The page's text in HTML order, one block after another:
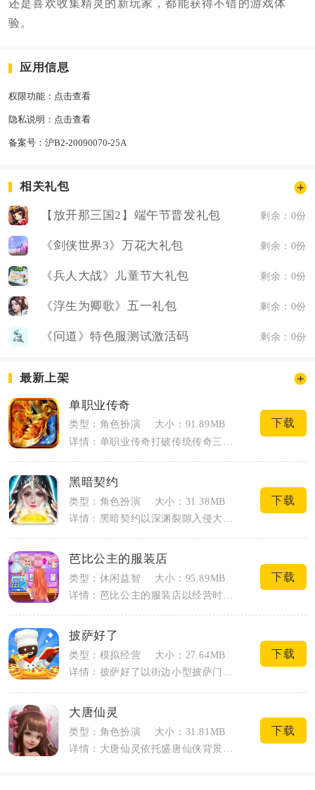
还是喜欢收集精灵的新玩家，都能获得不错的游戏体
验。
应用信息
权限功能： 点击查看
隐私说明： 点击查看
备案号： 沪B2-20090070-25A
相关礼包
【放开那三国2】端午节普发礼包 剩余：0份
《剑侠世界3》万花大礼包 剩余：0份
《兵人大战》儿童节大礼包 剩余：0份
《浮生为卿歌》五一礼包 剩余：0份
《问道》特色服测试激活码 剩余：0份
最新上架
单职业传奇
类型：角色扮演
大小：91.89MB
下载
黑暗契约
类型：角色扮演
大小：31.38MB
下载
芭比公主的服装店
类型：休闲益智
大小：95.89MB
下载
披萨好了
类型：模拟经营
大小：27.64MB
下载
大唐仙灵
类型：角色扮演
大小：31.81MB
下载